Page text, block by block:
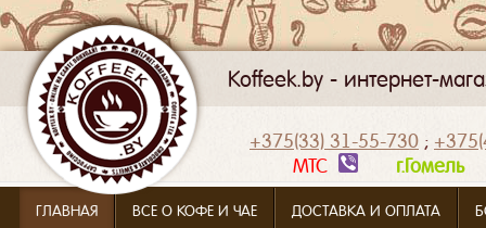
Koffeek.by - интернет-
+375(33) 31-55-730 ;
МТС
ГЛАВНАЯ ВСЕ О КОФЕ И ЧАЕ ДОСТАВКА И ОПЛАТА